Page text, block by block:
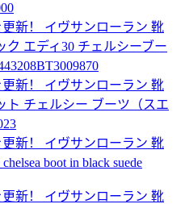
新！ イヴサンローラン 靴
ク エディ30 チェルシーブー
新！ イヴサンローラン 靴
ト チェルシー ブーツ（スエ
新！ イヴサンローラン 靴
boot in black suede
新！ イヴサンローラン 靴